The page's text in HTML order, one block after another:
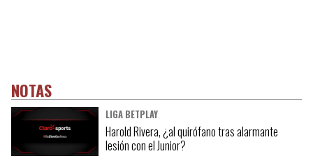
NOTAS
LIGA BETPLAY
Harold Rivera, ¿al quirófano tras alarmante
lesión con el Junior?